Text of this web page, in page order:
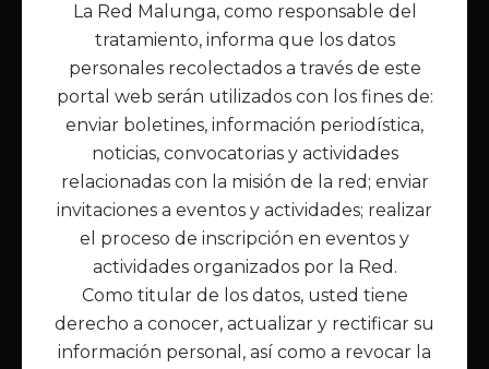
Acepto lapolítica de privacidad
Enlaces Principales
Inicio
Acerca de Malunga
Nuestra misión
Quiénes somos
Enlaces de interés
Publicaciones
Noticias
Contáctanos
La Red Malunga, como responsable del
tratamiento, informa que los datos
personales recolectados a través de este
portal web serán utilizados con los fines de:
enviar boletines, información periodística,
noticias, convocatorias y actividades
relacionadas con la misión de la red; enviar
invitaciones a eventos y actividades; realizar
el proceso de inscripción en eventos y
actividades organizados por la Red.
Como titular de los datos, usted tiene
derecho a conocer, actualizar y rectificar su
información personal, así como a revocar la